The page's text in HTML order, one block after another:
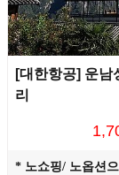
[대한항공] 운남
리
* 노쇼핑/ 노옵션